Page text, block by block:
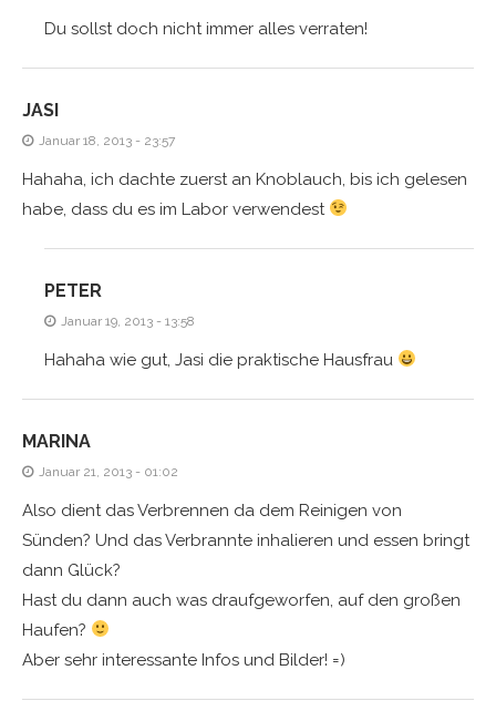
Du sollst doch nicht immer alles verraten!
JASI
Januar 18, 2013 - 23:57
Hahaha, ich dachte zuerst an Knoblauch, bis ich gelesen
habe, dass du es im Labor verwendest
PETER
Januar 19, 2013 - 13:58
Hahaha wie gut, Jasi die praktische Hausfrau
MARINA
Januar 21, 2013 - 01:02
Also dient das Verbrennen da dem Reinigen von
Sünden? Und das Verbrannte inhalieren und essen bringt
dann Glück?
Hast du dann auch was draufgeworfen, auf den großen
Haufen?
Aber sehr interessante Infos und Bilder! =)